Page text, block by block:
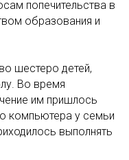
попечительства в
образования и
шестеро детей,
Во время
им пришлось
компьютера у семьи
выполнять